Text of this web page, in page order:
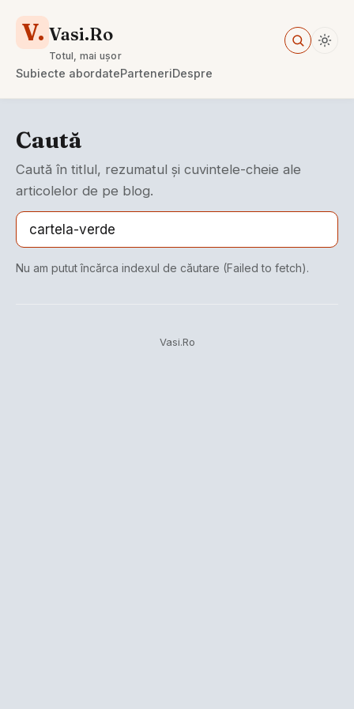
V. Vasi.Ro
Totul, mai ușor
Subiecte abordateParteneriDespre
Caută
Caută în titlul, rezumatul și cuvintele-cheie ale
articolelor de pe blog.
Nu am putut încărca indexul de căutare (Failed to fetch).
Vasi.Ro